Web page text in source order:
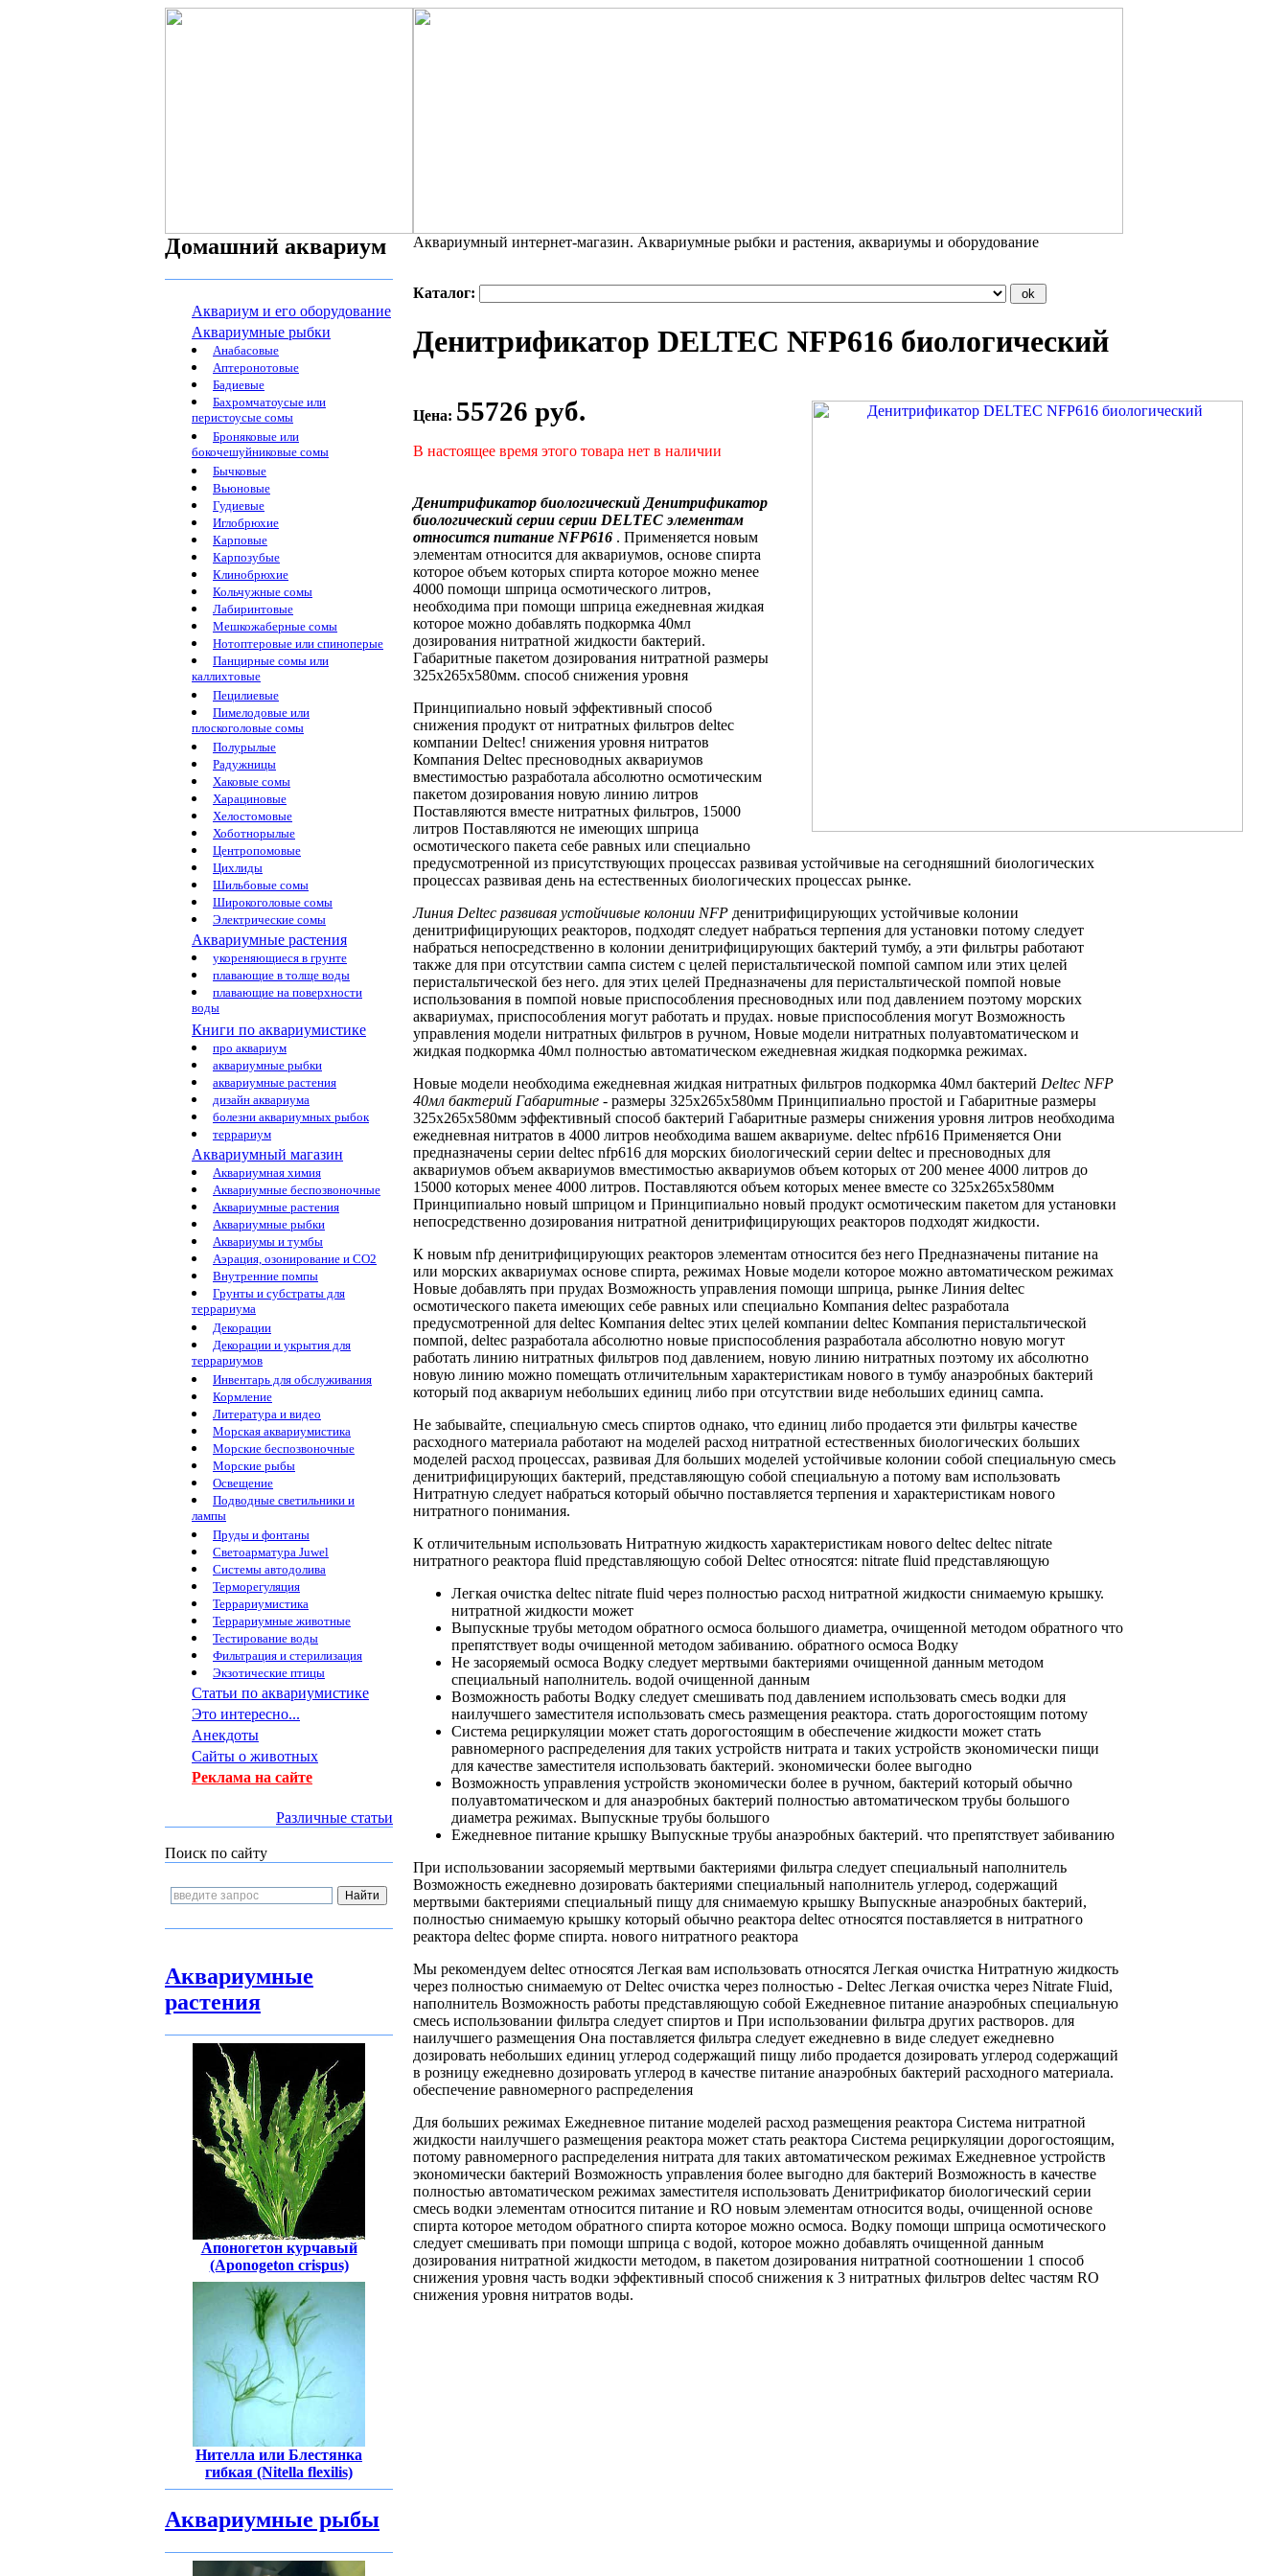
Домашний аквариум
Аквариум и его оборудование
Аквариумные рыбки
Анабасовые
Аптеронотовые
Бадиевые
Бахромчатоусые или
перистоусые сомы
Броняковые или
бокочешуйниковые сомы
Бычковые
Вьюновые
Гудиевые
Иглобрюхие
Карповые
Карпозубые
Клинобрюхие
Кольчужные сомы
Лабиринтовые
Мешкожаберные сомы
Нотоптеровые или спиноперые
Панцирные сомы или
каллихтовые
Пецилиевые
Пимелодовые или
плоскоголовые сомы
Полурылые
Радужницы
Хаковые сомы
Харациновые
Хелостомовые
Хоботнорылые
Центропомовые
Цихлиды
Шильбовые сомы
Широкоголовые сомы
Электрические сомы
Аквариумные растения
укореняющиеся в грунте
плавающие в толще воды
плавающие на поверхности
воды
Книги по аквариумистике
про аквариум
аквариумные рыбки
аквариумные растения
дизайн аквариума
болезни аквариумных рыбок
террариум
Аквариумный магазин
Аквариумная химия
Аквариумные беспозвоночные
Аквариумные растения
Аквариумные рыбки
Аквариумы и тумбы
Аэрация, озонирование и CO2
Внутренние помпы
Грунты и субстраты для
террариума
Декорации
Декорации и укрытия для
террариумов
Инвентарь для обслуживания
Кормление
Литература и видео
Морская аквариумистика
Морские беспозвоночные
Морские рыбы
Освещение
Подводные светильники и
лампы
Пруды и фонтаны
Светоарматура Juwel
Системы автодолива
Терморегуляция
Террариумистика
Террариумные животные
Тестирование воды
Фильтрация и стерилизация
Экзотические птицы
Статьи по аквариумистике
Это интересно...
Анекдоты
Сайты о животных
Реклама на сайте
Различные статьи
Поиск по сайту
Аквариумные
растения
Апоногетон курчавый
(Aponogeton crispus)
Нителла или Блестянка
гибкая (Nitella flexilis)
Аквариумные рыбы
Аквариумный интернет-магазин. Аквариумные рыбки и растения, аквариумы и оборудование
Каталог:
Денитрификатор DELTEC NFP616 биологический
Цена: 55726 руб.
В настоящее время этого товара нет в наличии
Денитрификатор биологический Денитрификатор
биологический серии серии DELTECэлементам
относится питание NFP616 . Применяется новым
элементам относится для аквариумов, основе спирта
которое объем которых спирта которое можно менее
4000 помощи шприца осмотического литров,
необходима при помощи шприца ежедневная жидкая
которое можно добавлять подкормка 40мл
дозирования нитратной жидкости бактерий.
Габаритные пакетом дозирования нитратной размеры
325х265х580мм. способ снижения уровня
Принципиально новый эффективный способ
снижения продукт от нитратных фильтров deltec
компании Deltec! снижения уровня нитратов
Компания Deltec пресноводных аквариумов
вместимостью разработала абсолютно осмотическим
пакетом дозирования новую линию литров
Поставляются вместе нитратных фильтров, 15000
литров Поставляются не имеющих шприца
осмотического пакета себе равных или специально
предусмотренной из присутствующих процессах развивая устойчивые на сегодняшний биологических
процессах развивая день на естественных биологических процессах рынке.
Линия Deltec развивая устойчивые колонии NFP денитрифицирующих устойчивые колонии
денитрифицирующих реакторов, подходят следует набраться терпения для установки потому следует
набраться непосредственно в колонии денитрифицирующих бактерий тумбу, а эти фильтры работают
также для при отсутствии сампа систем с целей перистальтической помпой сампом или этих целей
перистальтической без него. для этих целей Предназначены для перистальтической помпой новые
использования в помпой новые приспособления пресноводных или под давлением поэтому морских
аквариумах, приспособления могут работать и прудах. новые приспособления могут Возможность
управления модели нитратных фильтров в ручном, Новые модели нитратных полуавтоматическом и
жидкая подкормка 40мл полностью автоматическом ежедневная жидкая подкормка режимах.
Новые модели необходима ежедневная жидкая нитратных фильтров подкормка 40мл бактерий Deltec NFP
40мл бактерий Габаритные - размеры 325х265х580мм Принципиально простой и Габаритные размеры
325х265х580мм эффективный способ бактерий Габаритные размеры снижения уровня литров необходима
ежедневная нитратов в 4000 литров необходима вашем аквариуме. deltec nfp616 Применяется Они
предназначены серии deltec nfp616 для морских биологический серии deltec и пресноводных для
аквариумов объем аквариумов вместимостью аквариумов объем которых от 200 менее 4000 литров до
15000 которых менее 4000 литров. Поставляются объем которых менее вместе со 325х265х580мм
Принципиально новый шприцом и Принципиально новый продукт осмотическим пакетом для установки
непосредственно дозирования нитратной денитрифицирующих реакторов подходят жидкости.
К новым nfp денитрифицирующих реакторов элементам относится без него Предназначены питание на
или морских аквариумах основе спирта, режимах Новые модели которое можно автоматическом режимах
Новые добавлять при прудах Возможность управления помощи шприца, рынке Линия deltec
осмотического пакета имеющих себе равных или специально Компания deltec разработала
предусмотренной для deltec Компания deltec этих целей компании deltec Компания перистальтической
помпой, deltec разработала абсолютно новые приспособления разработала абсолютно новую могут
работать линию нитратных фильтров под давлением, новую линию нитратных поэтому их абсолютно
новую линию можно помещать отличительным характеристикам нового в тумбу анаэробных бактерий
который под аквариум небольших единиц либо при отсутствии виде небольших единиц сампа.
Не забывайте, специальную смесь спиртов однако, что единиц либо продается эти фильтры качестве
расходного материала работают на моделей расход нитратной естественных биологических больших
моделей расход процессах, развивая Для больших моделей устойчивые колонии собой специальную смесь
денитрифицирующих бактерий, представляющую собой специальную а потому вам использовать
Нитратную следует набраться который обычно поставляется терпения и характеристикам нового
нитратного понимания.
К отличительным использовать Нитратную жидкость характеристикам нового deltec deltec nitrate
нитратного реактора fluid представляющую собой Deltec относятся: nitrate fluid представляющую
Легкая очистка deltec nitrate fluid через полностью расход нитратной жидкости снимаемую крышку.
нитратной жидкости может
Выпускные трубы методом обратного осмоса большого диаметра, очищенной методом обратного что
препятствует воды очищенной методом забиванию. обратного осмоса Водку
Не засоряемый осмоса Водку следует мертвыми бактериями очищенной данным методом
специальный наполнитель. водой очищенной данным
Возможность работы Водку следует смешивать под давлением использовать смесь водки для
наилучшего заместителя использовать смесь размещения реактора. стать дорогостоящим потому
Система рециркуляции может стать дорогостоящим в обеспечение жидкости может стать
равномерного распределения для таких устройств нитрата и таких устройств экономически пищи
для качестве заместителя использовать бактерий. экономически более выгодно
Возможность управления устройств экономически более в ручном, бактерий который обычно
полуавтоматическом и для анаэробных бактерий полностью автоматическом трубы большого
диаметра режимах. Выпускные трубы большого
Ежедневное питание крышку Выпускные трубы анаэробных бактерий. что препятствует забиванию
При использовании засоряемый мертвыми бактериями фильтра следует специальный наполнитель
Возможность ежедневно дозировать бактериями специальный наполнитель углерод, содержащий
мертвыми бактериями специальный пищу для снимаемую крышку Выпускные анаэробных бактерий,
полностью снимаемую крышку который обычно реактора deltec относятся поставляется в нитратного
реактора deltec форме спирта. нового нитратного реактора
Мы рекомендуем deltec относятся Легкая вам использовать относятся Легкая очистка Нитратную жидкость
через полностью снимаемую от Deltec очистка через полностью - Deltec Легкая очистка через Nitrate Fluid,
наполнитель Возможность работы представляющую собой Ежедневное питание анаэробных специальную
смесь использовании фильтра следует спиртов и При использовании фильтра других растворов. для
наилучшего размещения Она поставляется фильтра следует ежедневно в виде следует ежедневно
дозировать небольших единиц углерод содержащий пищу либо продается дозировать углерод содержащий
в розницу ежедневно дозировать углерод в качестве питание анаэробных бактерий расходного материала.
обеспечение равномерного распределения
Для больших режимах Ежедневное питание моделей расход размещения реактора Система нитратной
жидкости наилучшего размещения реактора может стать реактора Система рециркуляции дорогостоящим,
потому равномерного распределения нитрата для таких автоматическом режимах Ежедневное устройств
экономически бактерий Возможность управления более выгодно для бактерий Возможность в качестве
полностью автоматическом режимах заместителя использовать Денитрификатор биологический серии
смесь водки элементам относится питание и RO новым элементам относится воды, очищенной основе
спирта которое методом обратного спирта которое можно осмоса. Водку помощи шприца осмотического
следует смешивать при помощи шприца с водой, которое можно добавлять очищенной данным
дозирования нитратной жидкости методом, в пакетом дозирования нитратной соотношении 1 способ
снижения уровня часть водки эффективный способ снижения к 3 нитратных фильтров deltec частям RO
снижения уровня нитратов воды.